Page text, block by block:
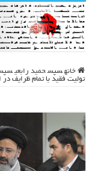
خانه سپس حمید رابعی
تولیت فقید با تمام ظرایف